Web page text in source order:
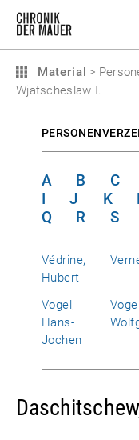
Material >
Wjatscheslaw I.
A B C
I
J K
Q
R S
Védrine,
Hubert
Vogel,
Hans-
Jochen